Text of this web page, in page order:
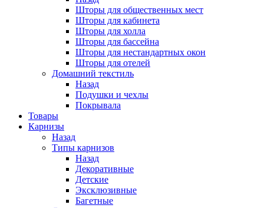
Шторы для общественных мест
Шторы для кабинета
Шторы для холла
Шторы для бассейна
Шторы для нестандартных окон
Шторы для отелей
Домашний текстиль
Назад
Подушки и чехлы
Покрывала
Товары
Карнизы
Назад
Типы карнизов
Назад
Декоративные
Детские
Эксклюзивные
Багетные